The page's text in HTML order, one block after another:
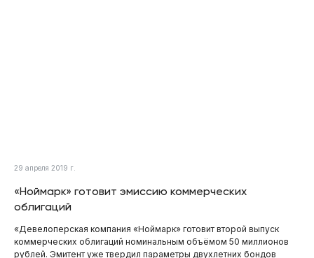
29 апреля 2019 г.
«Ноймарк» готовит эмиссию коммерческих
облигаций
«Девелоперская компания «Ноймарк» готовит второй выпуск
коммерческих облигаций номинальным объёмом 50 миллионов
рублей. Эмитент уже твердил параметры двухлетних бондов